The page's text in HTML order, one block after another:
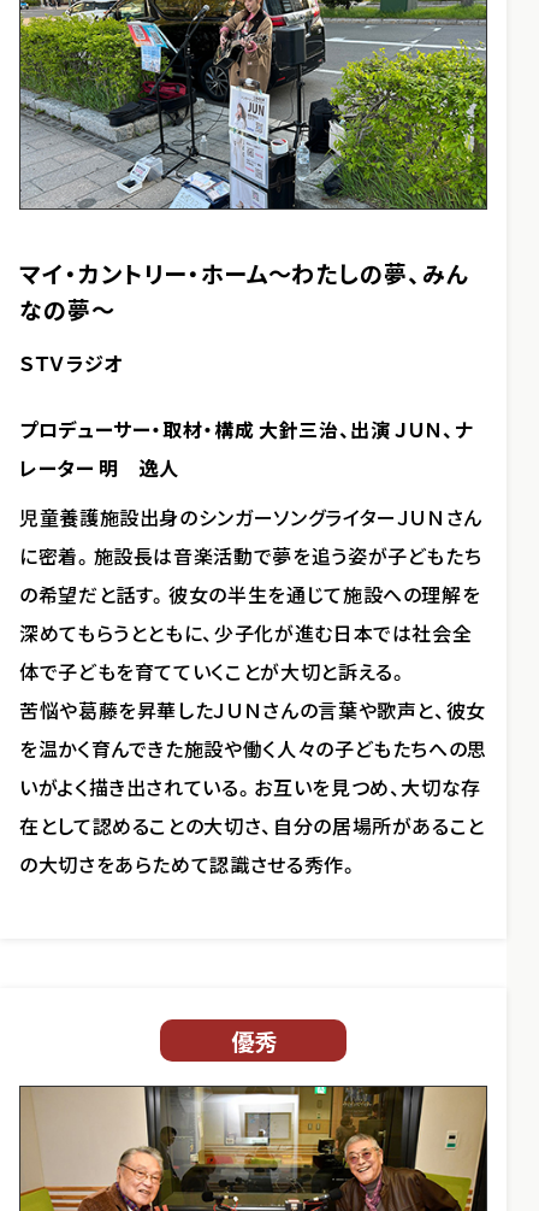
マイ・カントリー・ホーム～わたしの夢、みん
なの夢～
ＳＴＶラジオ
プロデューサー・取材・構成 大針三治、出演 ＪＵＮ、ナ
レーター 明 逸人
児童養護施設出身のシンガーソングライターＪＵＮさん
に密着。施設長は音楽活動で夢を追う姿が子どもたち
の希望だと話す。彼女の半生を通じて施設への理解を
深めてもらうとともに、少子化が進む日本では社会全
体で子どもを育てていくことが大切と訴える。
苦悩や葛藤を昇華したＪＵＮさんの言葉や歌声と、彼女
を温かく育んできた施設や働く人々の子どもたちへの思
いがよく描き出されている。お互いを見つめ、大切な存
在として認めることの大切さ、自分の居場所があること
の大切さをあらためて認識させる秀作。
優秀